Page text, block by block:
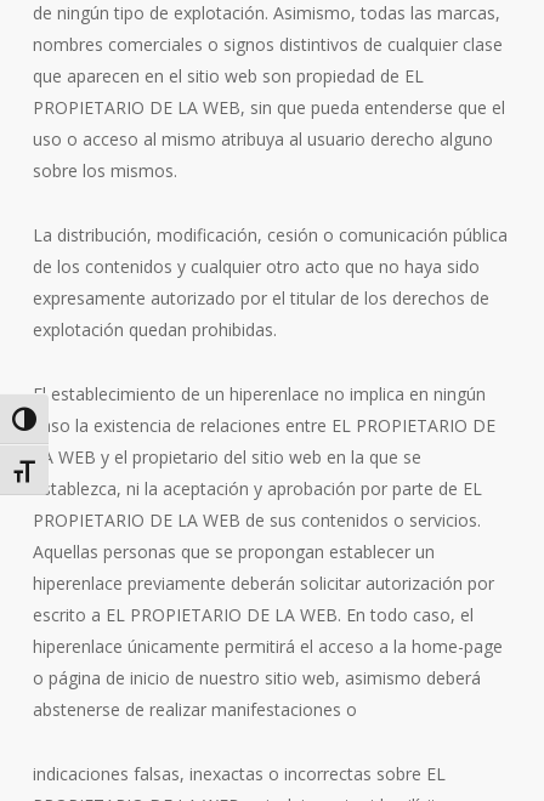
Alternar alto contraste
Alternar tamaño de letra
de ningún tipo de explotación. Asimismo, todas las marcas,
nombres comerciales o signos distintivos de cualquier clase
que aparecen en el sitio web son propiedad de EL
PROPIETARIO DE LA WEB, sin que pueda entenderse que el
uso o acceso al mismo atribuya al usuario derecho alguno
sobre los mismos.
La distribución, modificación, cesión o comunicación pública
de los contenidos y cualquier otro acto que no haya sido
expresamente autorizado por el titular de los derechos de
explotación quedan prohibidas.
El establecimiento de un hiperenlace no implica en ningún
caso la existencia de relaciones entre EL PROPIETARIO DE
LA WEB y el propietario del sitio web en la que se
establezca, ni la aceptación y aprobación por parte de EL
PROPIETARIO DE LA WEB de sus contenidos o servicios.
Aquellas personas que se propongan establecer un
hiperenlace previamente deberán solicitar autorización por
escrito a EL PROPIETARIO DE LA WEB. En todo caso, el
hiperenlace únicamente permitirá el acceso a la home-page
o página de inicio de nuestro sitio web, asimismo deberá
abstenerse de realizar manifestaciones o
indicaciones falsas, inexactas o incorrectas sobre EL